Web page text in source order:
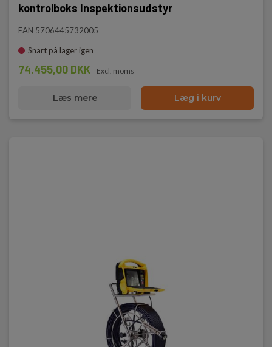
kontrolboks Inspektionsudstyr
EAN 5706445732005
Snart på lager igen
74.455,00 DKK Excl. moms
Læs mere Læg i kurv